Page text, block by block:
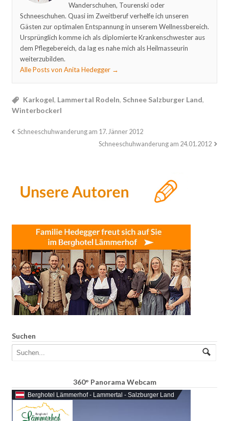
Wanderschuhen, Tourenski oder
Schneeschuhen. Quasi im Zweitberuf verhelfe ich unseren
Gästen zur optimalen Entspannung in unserem Wellnessbereich.
Ursprünglich komme ich als diplomierte Krankenschwester aus
dem Pflegebereich, da lag es nahe mich als Heilmasseurin
weiterzubilden.
Alle Posts von Anita Hedegger →
Karkogel, Lammertal Rodeln, Schnee Salzburger Land,
Winterbockerl
Schneeschuhwanderung am 17. Jänner 2012
Schneeschuhwanderung am 24.01.2012
Suchen
360° Panorama Webcam
Berghotel Lämmerhof - Lammertal - Salzburger Land